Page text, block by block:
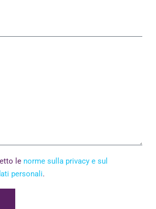
le norme sulla privacy e sul
personali.